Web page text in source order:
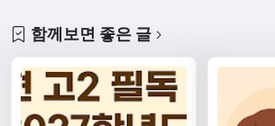
함께보면 좋은 글